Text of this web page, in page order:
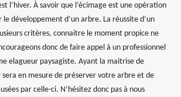
l’hiver. À savoir que l’écimage est une opération
le développement d’un arbre. La réussite d’un
critères, connaitre le moment propice ne
donc de faire appel à un professionnel
elagueur paysagiste. Ayant la maitrise de
sera en mesure de préserver votre arbre et de
par celle-ci. N’hésitez donc pas à nous